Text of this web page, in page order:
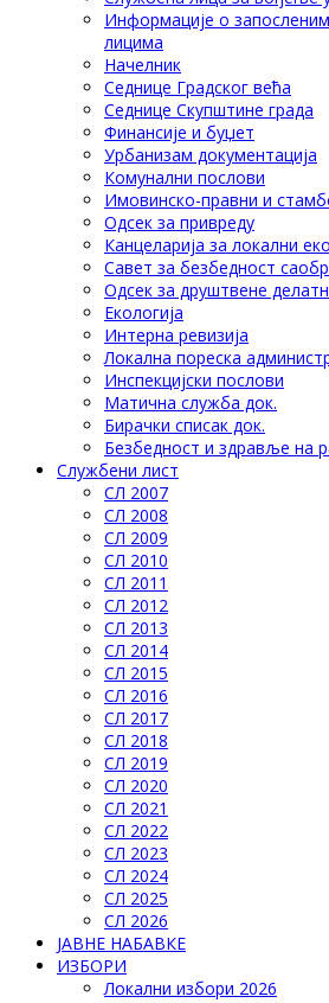
Информације о
лицима
Начелник
Седнице Градског већа
Седнице Скупштине града
Финансије и буџет
Урбанизам документација
Комунални послови
Имовинско-правни и
Одсек за привреду
Канцеларија за локални
Савет за безбедност
Одсек за друштвене
Eкологија
Интерна ревизија
Локална пореска
Инспекцијски послови
Матична служба док.
Бирачки списак док.
Безбедност и здравље на
Службени лист
СЛ 2007
СЛ 2008
СЛ 2009
СЛ 2010
СЛ 2011
СЛ 2012
СЛ 2013
СЛ 2014
СЛ 2015
СЛ 2016
СЛ 2017
СЛ 2018
СЛ 2019
СЛ 2020
СЛ 2021
СЛ 2022
СЛ 2023
СЛ 2024
СЛ 2025
СЛ 2026
ЈАВНЕ НАБАВКЕ
ИЗБОРИ
Локални избори 2026